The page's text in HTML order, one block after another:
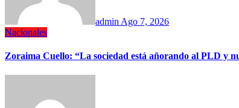
admin Ago 7, 2026
Nacionales
Zoraima Cuello: “La sociedad está añorando al PLD y